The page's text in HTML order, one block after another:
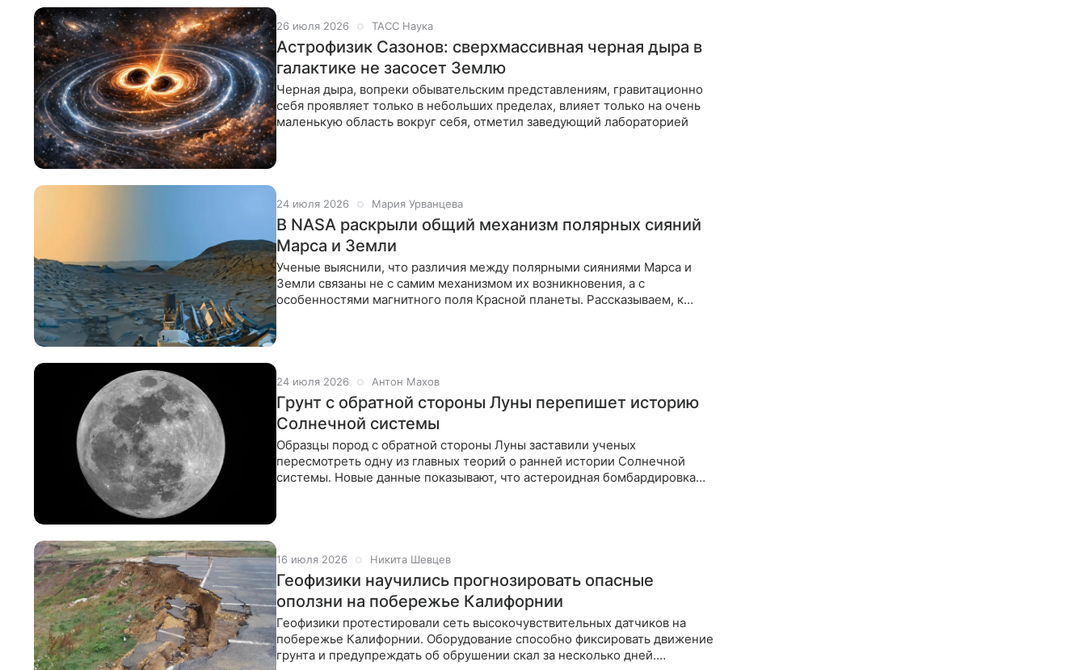
26 июля 2026 ТАСС Наука
Астрофизик Сазонов: сверхмассивная черная дыра в
галактике не засосет Землю
Черная дыра, вопреки обывательским представлениям, гравитационно
себя проявляет только в небольших пределах, влияет только на очень
маленькую область вокруг себя, отметил заведующий лабораторией
24 июля 2026 Мария Урванцева
В NASA раскрыли общий механизм полярных сияний
Марса и Земли
Ученые выяснили, что различия между полярными сияниями Марса и
Земли связаны не с самим механизмом их возникновения, а с
особенностями магнитного поля Красной планеты. Рассказываем, к
24 июля 2026 Антон Махов
Грунт с обратной стороны Луны перепишет историю
Солнечной системы
Образцы пород с обратной стороны Луны заставили ученых
пересмотреть одну из главных теорий о ранней истории Солнечной
системы. Новые данные показывают, что астероидная бомбардировка
16 июля 2026 Никита Шевцев
Геофизики научились прогнозировать опасные
оползни на побережье Калифорнии
Геофизики протестировали сеть высокочувствительных датчиков на
побережье Калифорнии. Оборудование способно фиксировать движение
грунта и предупреждать об обрушении скал за несколько дней.